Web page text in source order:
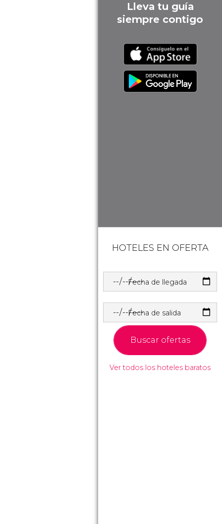
Lleva tu guía
siempre contigo
HOTELES EN OFERTA
Fecha de llegada
Fecha de salida
Buscar ofertas
Ver todos los hoteles baratos